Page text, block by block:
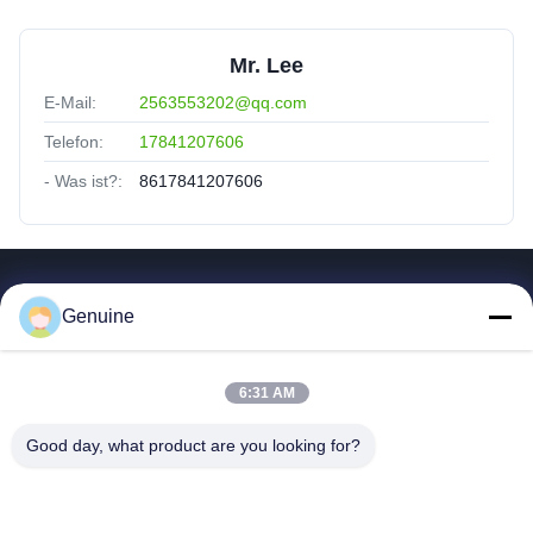
Mr. Lee
E-Mail: 2563553202@qq.com
Telefon: 17841207606
- Was ist?: 8617841207606
Über Uns
Qualitätskontrolle
Genuine
6:31 AM
Good day, what product are you looking for?